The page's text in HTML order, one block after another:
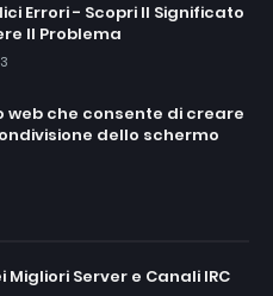
Errori - Scopri Il Significato
Il Problema
web che consente di creare
dello schermo
Migliori Server e Canali IRC